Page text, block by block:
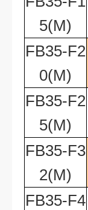
5(M)
FB35-F2
0(M)
FB35-F2
5(M)
FB35-F3
2(M)
FB35-F4